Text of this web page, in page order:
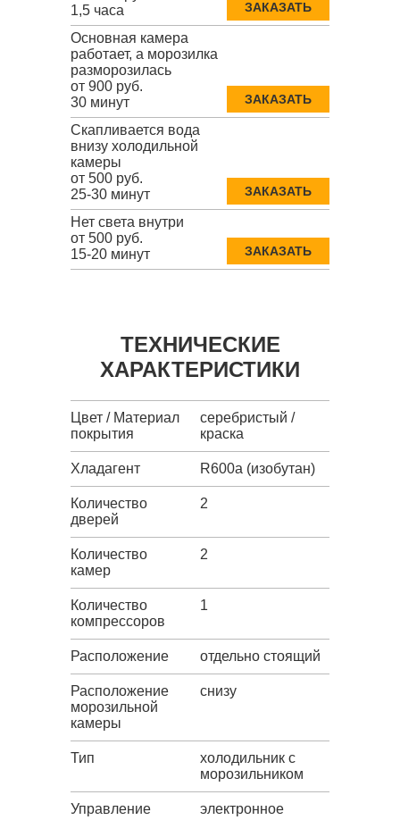
1,5 часа
ЗАКАЗАТЬ
Основная камера
работает, а морозилка
разморозилась
от 900 руб.
30 минут
ЗАКАЗАТЬ
Скапливается вода
внизу холодильной
камеры
от 500 руб.
25-30 минут
ЗАКАЗАТЬ
Нет света внутри
от 500 руб.
15-20 минут
ЗАКАЗАТЬ
ТЕХНИЧЕСКИЕ
ХАРАКТЕРИСТИКИ
Цвет / Материал
покрытия
серебристый /
краска
Хладагент R600a (изобутан)
Количество
дверей
2
Количество
камер
2
Количество
компрессоров
1
Расположение отдельно стоящий
Расположение
морозильной
камеры
снизу
Тип
холодильник с
морозильником
Управление электронное